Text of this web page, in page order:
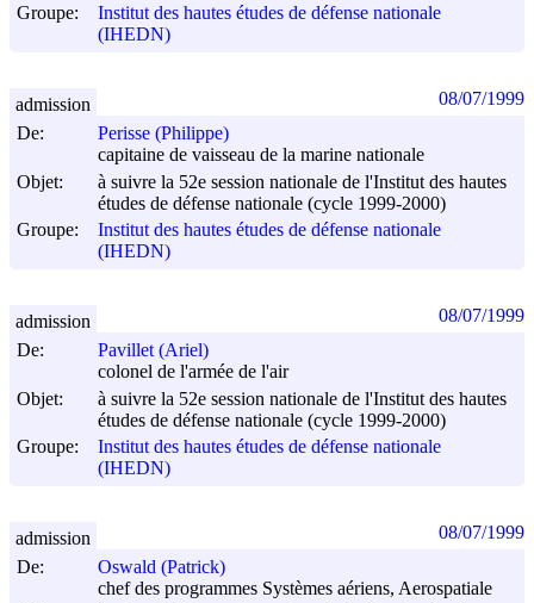
Groupe:
Institut des hautes études de défense nationale
(IHEDN)
De:
Perisse (Philippe)
capitaine de vaisseau de la marine nationale
Objet:
à suivre la 52e session nationale de l'Institut des hautes
études de défense nationale (cycle 1999-2000)
Groupe:
Institut des hautes études de défense nationale
(IHEDN)
admission 08/07/1999
De:
Pavillet (Ariel)
colonel de l'armée de l'air
Objet:
à suivre la 52e session nationale de l'Institut des hautes
études de défense nationale (cycle 1999-2000)
Groupe:
Institut des hautes études de défense nationale
(IHEDN)
admission 08/07/1999
De:
Oswald (Patrick)
chef des programmes Systèmes aériens, Aerospatiale
admission 08/07/1999